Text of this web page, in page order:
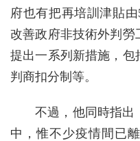
府也有把再培訓津貼由
改善政府非技術外判勞
提出一系列新措施，
判商扣分制等。
不過，他同時指出
中，惟不少疫情間已